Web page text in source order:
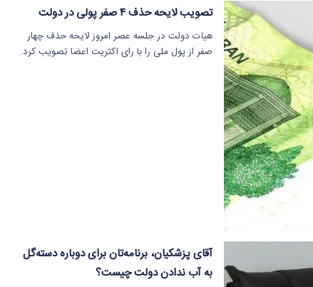
تصویب لایحه حذف ۴ صفر پولی در دولت
هیات دولت در جلسه عصر امروز لایحه حذف چهار
صفر از پول ملی را با رای اکثریت اعضا تصویب کرد.
آقای پزشکیان، برنامه‌تان برای دوباره دسته‌گل
به آب‌ ندادن دولت چیست؟